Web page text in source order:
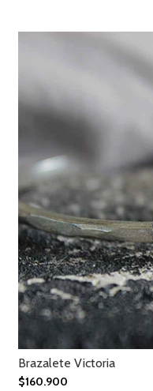
Brazalete Victoria
$160.900